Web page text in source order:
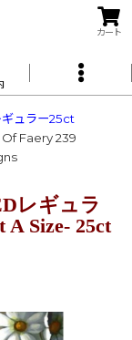
カート
ギュラー25ct
Of Faery 239
レギュラ
A Size- 25ct